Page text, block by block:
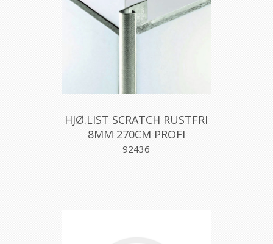
HJØ.LIST SCRATCH RUSTFRI
8MM 270CM PROFI
92436